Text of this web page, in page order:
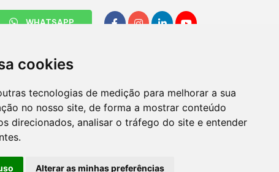
cookies
tecnologias de medição para melhorar a sua
no nosso site, de forma a mostrar conteúdo
direcionados, analisar o tráfego do site e entender
Alterar as minhas preferências
WHATSAPP